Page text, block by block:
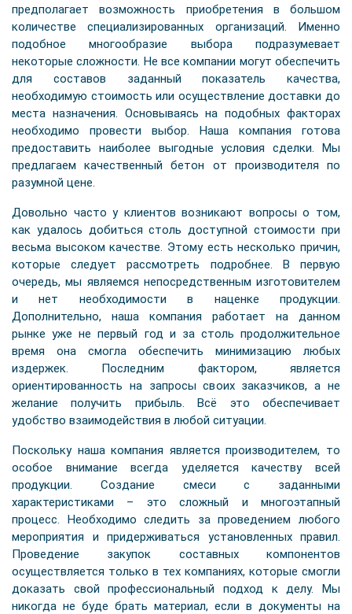
предполагает возможность приобретения в большом
количестве специализированных организаций. Именно
подобное многообразие выбора подразумевает
некоторые сложности. Не все компании могут обеспечить
для составов заданный показатель качества,
необходимую стоимость или осуществление доставки до
места назначения. Основываясь на подобных факторах
необходимо провести выбор. Наша компания готова
предоставить наиболее выгодные условия сделки. Мы
предлагаем качественный бетон от производителя по
разумной цене.
Довольно часто у клиентов возникают вопросы о том,
как удалось добиться столь доступной стоимости при
весьма высоком качестве. Этому есть несколько причин,
которые следует рассмотреть подробнее. В первую
очередь, мы являемся непосредственным изготовителем
и нет необходимости в наценке продукции.
Дополнительно, наша компания работает на данном
рынке уже не первый год и за столь продолжительное
время она смогла обеспечить минимизацию любых
издержек. Последним фактором, является
ориентированность на запросы своих заказчиков, а не
желание получить прибыль. Всё это обеспечивает
удобство взаимодействия в любой ситуации.
Поскольку наша компания является производителем, то
особое внимание всегда уделяется качеству всей
продукции. Создание смеси с заданными
характеристиками – это сложный и многоэтапный
процесс. Необходимо следить за проведением любого
мероприятия и придерживаться установленных правил.
Проведение закупок составных компонентов
осуществляется только в тех компаниях, которые смогли
доказать свой профессиональный подход к делу. Мы
никогда не буде брать материал, если в документы на